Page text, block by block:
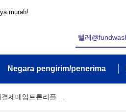
murah!
Negara pengirim/penerima
제매입트론리플 …